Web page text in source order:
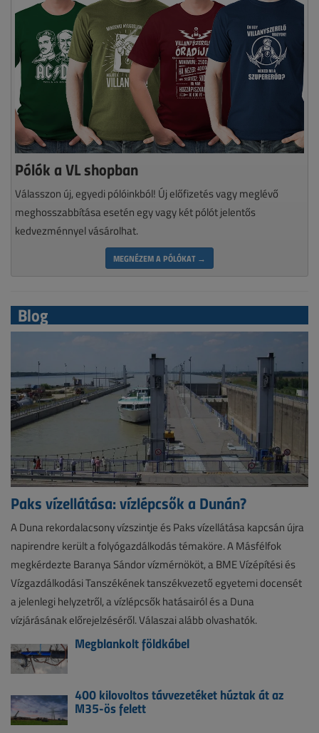
Pólók a VL shopban
Válasszon új, egyedi pólóinkból! Új előfizetés vagy meglévő
meghosszabbítása esetén egy vagy két pólót jelentős
kedvezménnyel vásárolhat.
MEGNÉZEM A PÓLÓKAT →
Blog
Paks vízellátása: vízlépcsők a Dunán?
A Duna rekordalacsony vízszintje és Paks vízellátása kapcsán újra
napirendre került a folyógazdálkodás témaköre. A Másfélfok
megkérdezte Baranya Sándor vízmérnököt, a BME Vízépítési és
Vízgazdálkodási Tanszékének tanszékvezető egyetemi docensét
a jelenlegi helyzetről, a vízlépcsők hatásairól és a Duna
vízjárásának előrejelzéséről. Válaszai alább olvashatók.
Megblankolt földkábel
400 kilovoltos távvezetéket húztak át az
M35-ös felett